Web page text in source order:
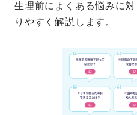
生理前によくある悩みに
りやすく解説します。